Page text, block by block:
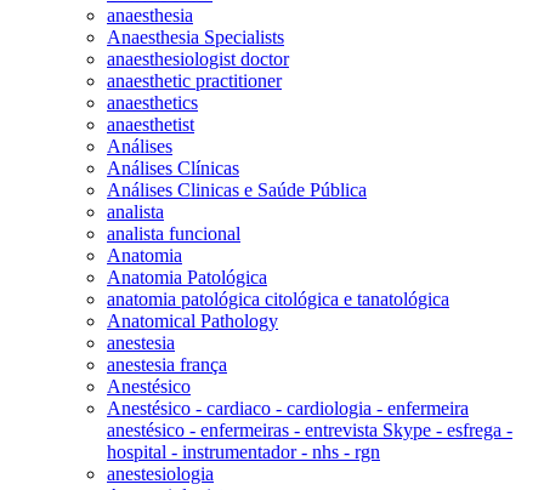
anaesthesia
Anaesthesia Specialists
anaesthesiologist doctor
anaesthetic practitioner
anaesthetics
anaesthetist
Análises
Análises Clínicas
Análises Clinicas e Saúde Pública
analista
analista funcional
Anatomia
Anatomia Patológica
anatomia patológica citológica e tanatológica
Anatomical Pathology
anestesia
anestesia frança
Anestésico
Anestésico - cardiaco - cardiologia - enfermeira
anestésico - enfermeiras - entrevista Skype - esfrega -
hospital - instrumentador - nhs - rgn
anestesiologia